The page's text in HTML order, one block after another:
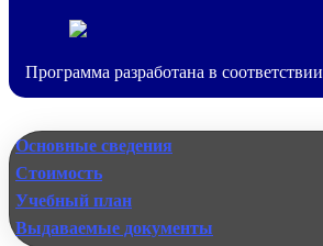
Программа разработана в
Основные сведения
Стоимость
Учебный план
Выдаваемые документы